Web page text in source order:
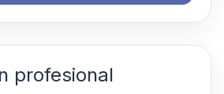
profesional